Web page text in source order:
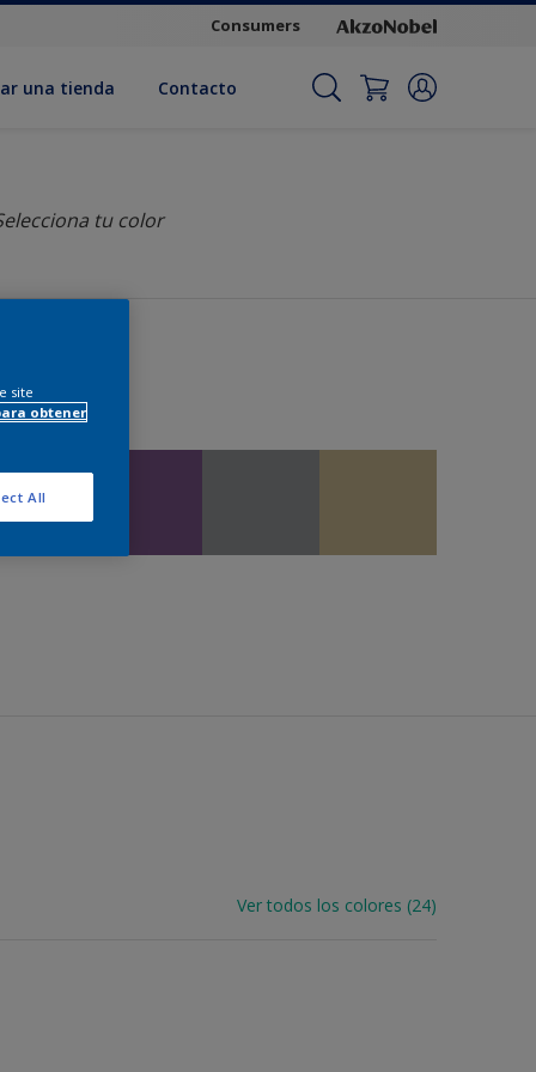
Consumers
una tienda Contacto
tu color
Ver todos los colores (24)
site
obtener
All